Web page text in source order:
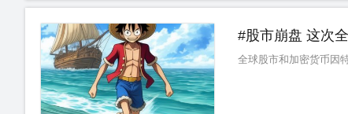
全球股市和加密货币因